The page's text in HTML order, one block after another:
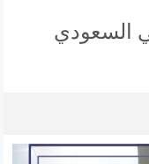
السعودي